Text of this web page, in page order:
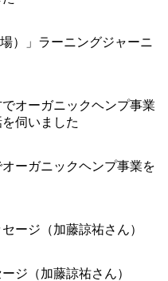
）」ラーニングジャーニ
ーガニックヘンプ事業を
ジ（加藤諒祐さん）